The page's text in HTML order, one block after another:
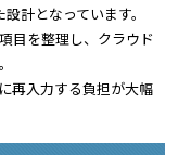
計となっています。
目を整理し、クラウド
再入力する負担が大幅